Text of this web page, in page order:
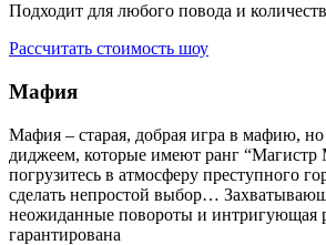
Подходит для любого повода и
Рассчитать стоимость шоу
Мафия
Мафия – старая, добрая игра в мафию,
диджеем, которые имеют ранг
погрузитесь в атмосферу преступного
сделать непростой выбор…
неожиданные повороты и интригующая
гарантирована